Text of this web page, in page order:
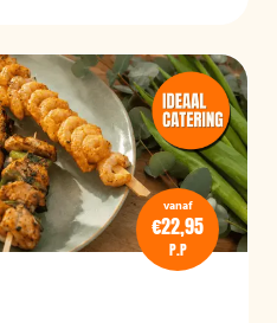
vanaf
€22,95
P.P